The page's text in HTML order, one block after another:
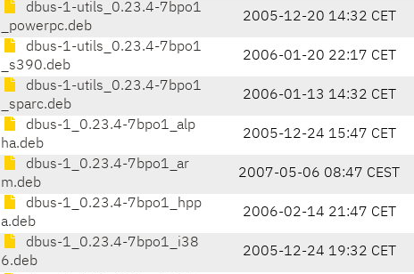
dbus-1-utils_0.23.4-7bpo1
_powerpc.deb
2005-12-20 14:32 CET
dbus-1-utils_0.23.4-7bpo1
_s390.deb
2006-01-20 22:17 CET
dbus-1-utils_0.23.4-7bpo1
_sparc.deb
2006-01-13 14:32 CET
dbus-1_0.23.4-7bpo1_alp
ha.deb
2005-12-24 15:47 CET
dbus-1_0.23.4-7bpo1_ar
m.deb
2007-05-06 08:47 CEST
dbus-1_0.23.4-7bpo1_hpp
a.deb
2006-02-14 21:47 CET
dbus-1_0.23.4-7bpo1_i38
6.deb
2005-12-24 19:32 CET